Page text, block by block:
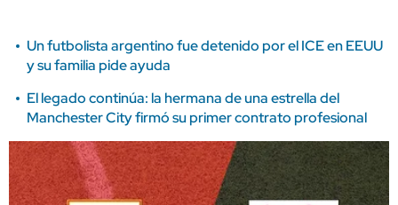
Un futbolista argentino fue detenido por el ICE en EEUU
y su familia pide ayuda
El legado continúa: la hermana de una estrella del
Manchester City firmó su primer contrato profesional